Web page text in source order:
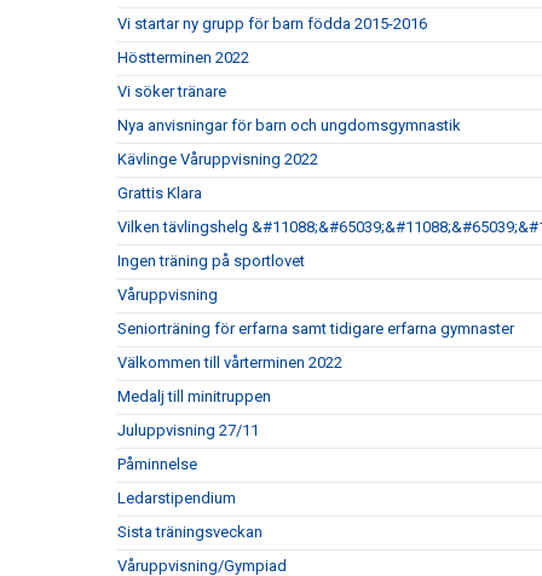
Vi startar ny grupp för barn födda 2015-2016
Höstterminen 2022
Vi söker tränare
Nya anvisningar för barn och ungdomsgymnastik
Kävlinge Våruppvisning 2022
Grattis Klara
Vilken tävlingshelg
Ingen träning på sportlovet
Våruppvisning
Seniorträning för erfarna samt tidigare erfarna gymnaster
Välkommen till vårterminen 2022
Medalj till minitruppen
Juluppvisning 27/11
Påminnelse
Ledarstipendium
Sista träningsveckan
Våruppvisning/Gympiad